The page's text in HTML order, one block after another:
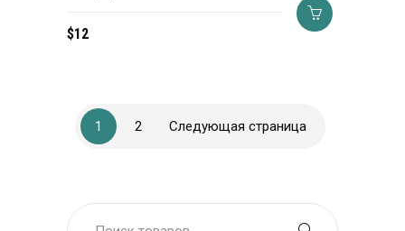
$12
1 2 Следующая страница